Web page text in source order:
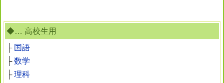
◆… 高校生用
├ 国語
├数学
├理科